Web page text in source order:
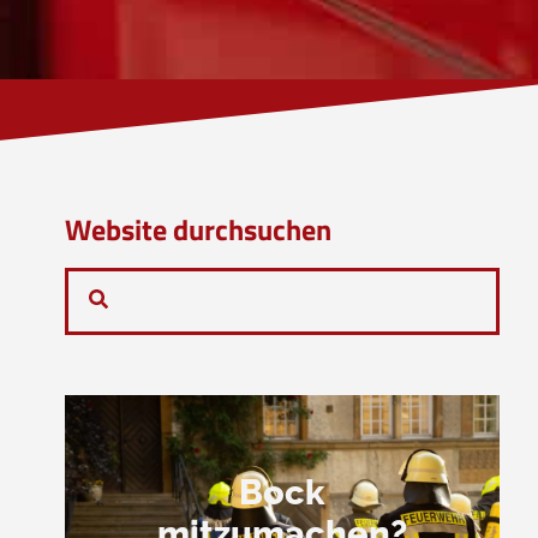
Website durchsuchen
Bock